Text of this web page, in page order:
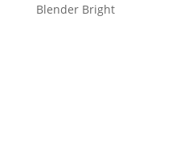
Blender Bright